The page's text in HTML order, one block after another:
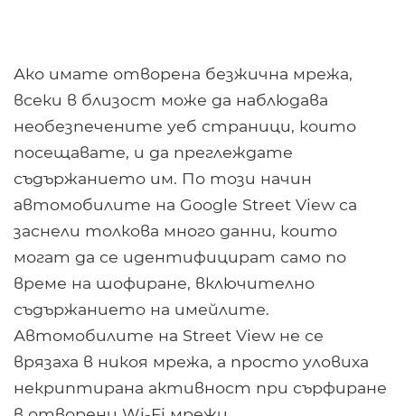
Ако имате отворена безжична мрежа,
всеки в близост може да наблюдава
необезпечените уеб страници, които
посещавате, и да преглеждате
съдържанието им. По този начин
автомобилите на Google Street View са
заснели толкова много данни, които
могат да се идентифицират само по
време на шофиране, включително
съдържанието на имейлите.
Автомобилите на Street View не се
врязаха в никоя мрежа, а просто уловиха
некриптирана активност при сърфиране